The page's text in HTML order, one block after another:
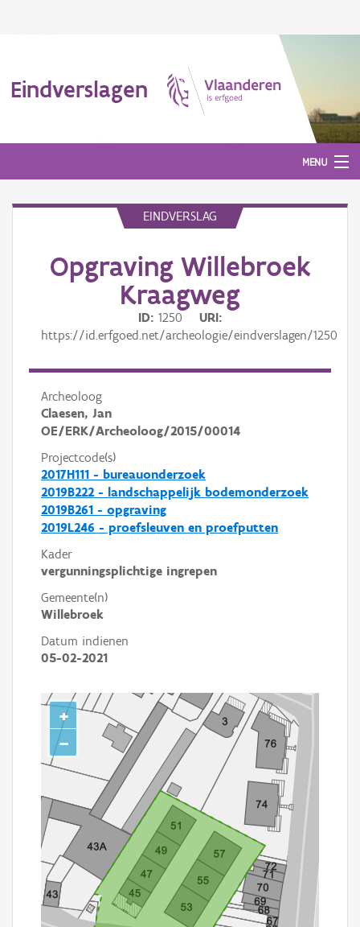
Eindverslagen
MENU
Gepubliceerde eindverslagen
Aanmelden
EINDVERSLAG
Opgraving Willebroek
Kraagweg
ID 1250
URI
https://id.erfgoed.net/archeologie/eindverslagen/1250
Archeoloog
Claesen, Jan
OE/ERK/Archeoloog/2015/00014
Projectcode(s)
2017H111 - bureauonderzoek
2019B222 - landschappelijk bodemonderzoek
2019B261 - opgraving
2019L246 - proefsleuven en proefputten
Kader
vergunningsplichtige ingrepen
Gemeente(n)
Willebroek
Datum indienen
05-02-2021
+
−